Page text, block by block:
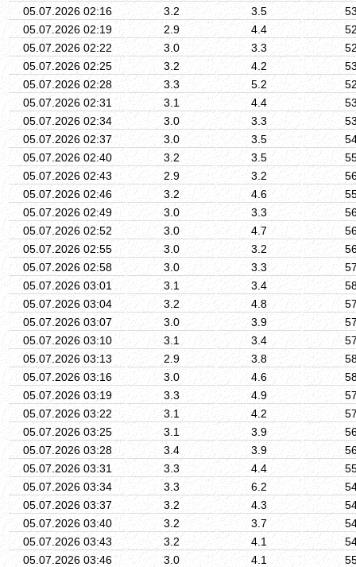
05.07.2026 02:16
3.2 3.5
05.07.2026 02:19
2.9 4.4
05.07.2026 02:22
3.0 3.3
05.07.2026 02:25
3.2 4.2
05.07.2026 02:28
3.3 5.2
05.07.2026 02:31
3.1 4.4
05.07.2026 02:34
3.0 3.3
05.07.2026 02:37
3.0 3.5
05.07.2026 02:40
3.2 3.5
05.07.2026 02:43
2.9 3.2
05.07.2026 02:46
3.2 4.6
05.07.2026 02:49
3.0 3.3
05.07.2026 02:52
3.0 4.7
05.07.2026 02:55
3.0 3.2
05.07.2026 02:58
3.0 3.3
05.07.2026 03:01
3.1 3.4
05.07.2026 03:04
3.2 4.8
05.07.2026 03:07
3.0 3.9
05.07.2026 03:10
3.1 3.4
05.07.2026 03:13
2.9 3.8
05.07.2026 03:16
3.0 4.6
05.07.2026 03:19
3.3 4.9
05.07.2026 03:22
3.1 4.2
05.07.2026 03:25
3.1 3.9
05.07.2026 03:28
3.4 3.9
05.07.2026 03:31
3.3 4.4
05.07.2026 03:34
3.3 6.2
05.07.2026 03:37
3.2 4.3
05.07.2026 03:40
3.2 3.7
05.07.2026 03:43
3.2 4.1
05.07.2026 03:46
3.0 4.1